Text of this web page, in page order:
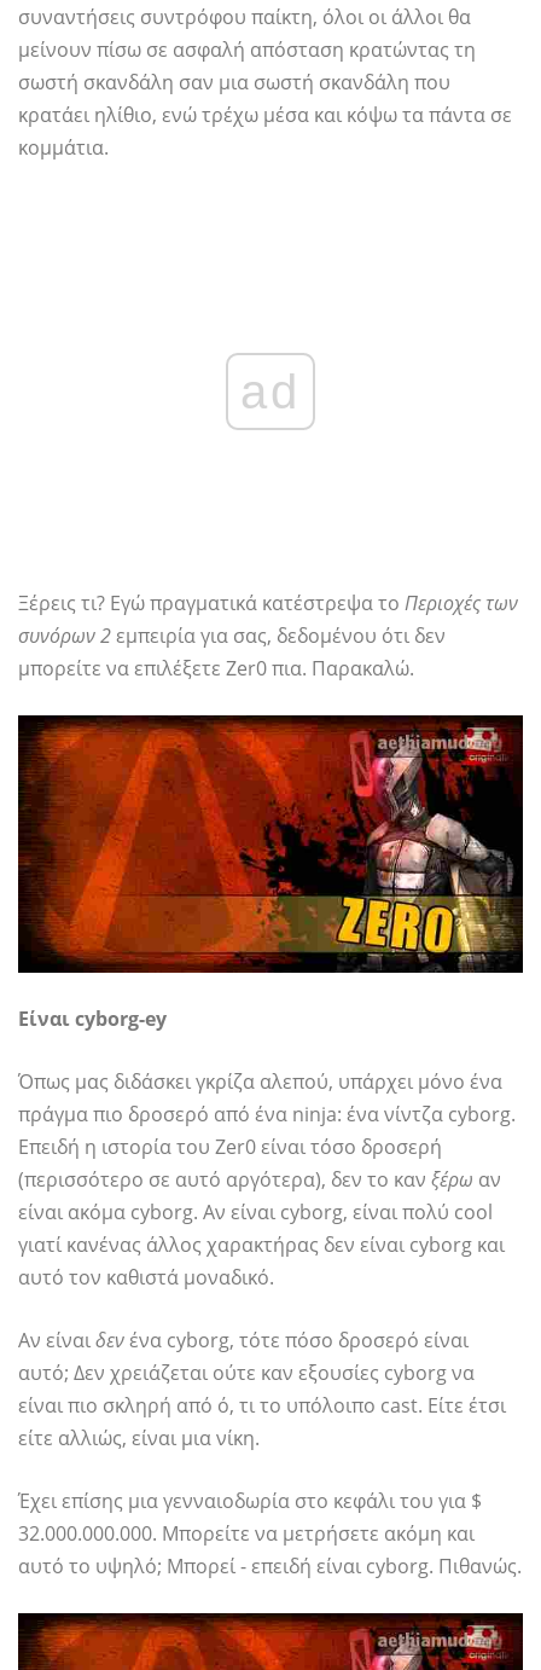
συναντήσεις συντρόφου παίκτη, όλοι οι άλλοι θα
μείνουν πίσω σε ασφαλή απόσταση κρατώντας τη
σωστή σκανδάλη σαν μια σωστή σκανδάλη που
κρατάει ηλίθιο, ενώ τρέχω μέσα και κόψω τα πάντα σε
κομμάτια.
ad
Ξέρεις τι? Εγώ πραγματικά κατέστρεψα το Περιοχές των
συνόρων 2εμπειρία για σας, δεδομένου ότι δεν
μπορείτε να επιλέξετε Zer0 πια. Παρακαλώ.
Είναι cyborg-ey
Όπως μας διδάσκει γκρίζα αλεπού, υπάρχει μόνο ένα
πράγμα πιο δροσερό από ένα ninja: ένα νίντζα ​​cyborg.
Επειδή η ιστορία του Zer0 είναι τόσο δροσερή
(περισσότερο σε αυτό αργότερα), δεν το καν ξέρω αν
είναι ακόμα cyborg. Αν είναι cyborg, είναι πολύ cool
γιατί κανένας άλλος χαρακτήρας δεν είναι cyborg και
αυτό τον καθιστά μοναδικό.
Αν είναιδενένα cyborg, τότε πόσο δροσερό είναι
αυτό; Δεν χρειάζεται ούτε καν εξουσίες cyborg να
είναι πιο σκληρή από ό, τι το υπόλοιπο cast. Είτε έτσι
είτε αλλιώς, είναι μια νίκη.
Έχει επίσης μια γενναιοδωρία στο κεφάλι του για $
32.000.000.000. Μπορείτε να μετρήσετε ακόμη και
αυτό το υψηλό; Μπορεί - επειδή είναι cyborg. Πιθανώς.